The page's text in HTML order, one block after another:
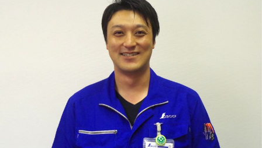
います。時代の変化を受けてリニュ
ーアルを続けるコクヨの秘密をご覧